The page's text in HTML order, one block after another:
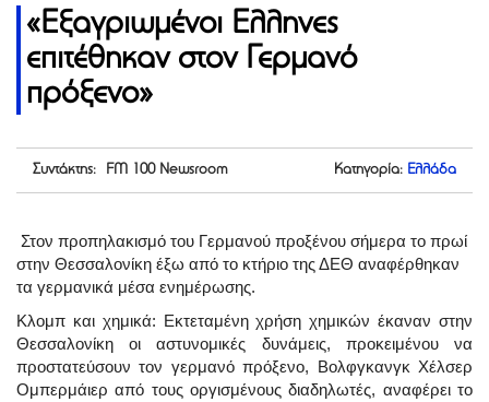
«Εξαγριωμένοι Ελληνες
επιτέθηκαν στον Γερμανό
πρόξενο»
Συντάκτης: FM 100 Newsroom Κατηγορία: Ελλάδα
Στον προπηλακισμό του Γερμανού προξένου σήμερα το πρωί
στην Θεσσαλονίκη έξω από το κτήριο της ΔΕΘ αναφέρθηκαν
τα γερμανικά μέσα ενημέρωσης.
Κλομπ και χημικά: Εκτεταμένη χρήση χημικών έκαναν στην
Θεσσαλονίκη οι αστυνομικές δυνάμεις, προκειμένου να
προστατεύσουν τον γερμανό πρόξενο, Βολφγκανγκ Χέλσερ
Ομπερμάιερ από τους οργισμένους διαδηλωτές, αναφέρει το